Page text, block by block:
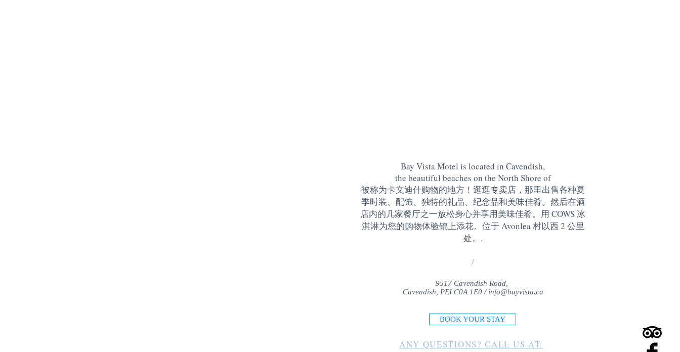
Bay Vista Motel is located in Cavendish,
the beautiful beaches on the North Shore of
被称为卡文迪什购物的地方！逛逛专卖店，那里出售各种夏
季时装、配饰、独特的礼品、纪念品和美味佳肴。然后在酒
店内的几家餐厅之一放松身心并享用美味佳肴。用 COWS 冰
淇淋为您的购物体验锦上添花。位于 Avonlea 村以西 2 公里
处。 .
/
9517 Cavendish Road,
Cavendish, PEI C0A 1E0 / info@bayvista.ca
BOOK YOUR STAY
ANY QUESTIONS? CALL US AT: